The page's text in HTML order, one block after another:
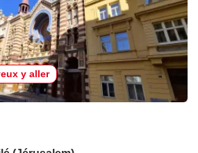
y aller